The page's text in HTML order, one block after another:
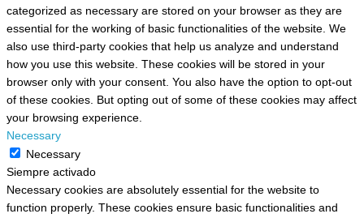
categorized as necessary are stored on your browser as they are
essential for the working of basic functionalities of the website. We
also use third-party cookies that help us analyze and understand
how you use this website. These cookies will be stored in your
browser only with your consent. You also have the option to opt-out
of these cookies. But opting out of some of these cookies may affect
your browsing experience.
Necessary
Necessary
Siempre activado
Necessary cookies are absolutely essential for the website to
function properly. These cookies ensure basic functionalities and